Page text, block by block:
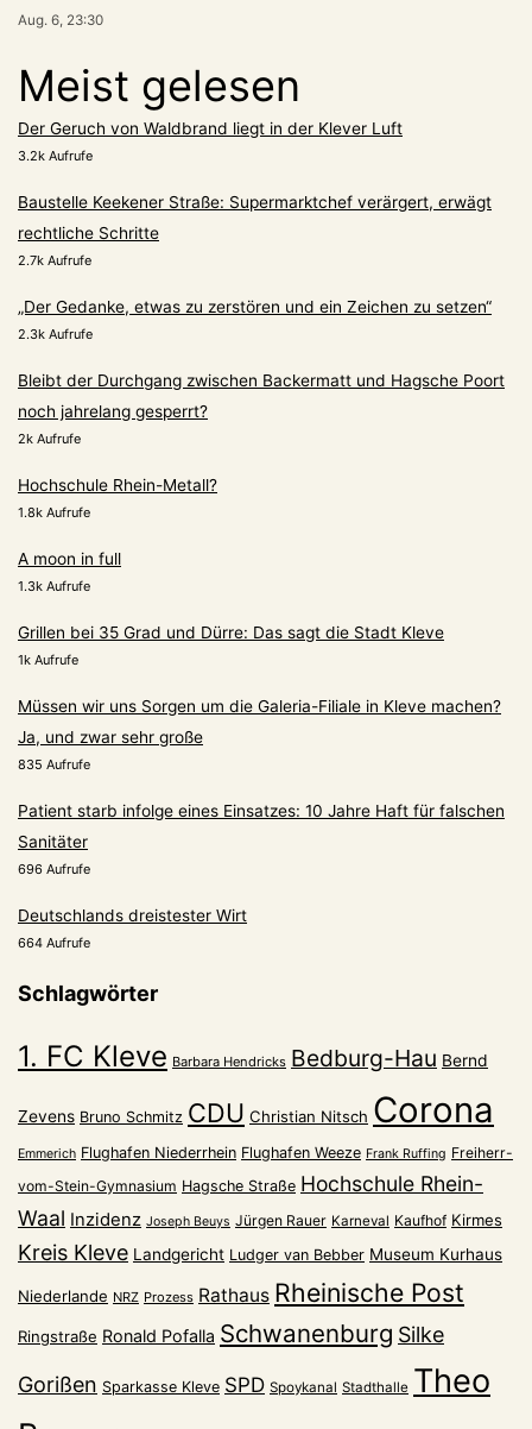
Aug. 6, 23:30
Meist gelesen
Der Geruch von Waldbrand liegt in der Klever Luft
3.2k Aufrufe
Baustelle Keekener Straße: Supermarktchef verärgert, erwägt
rechtliche Schritte
2.7k Aufrufe
„Der Gedanke, etwas zu zerstören und ein Zeichen zu setzen“
2.3k Aufrufe
Bleibt der Durchgang zwischen Backermatt und Hagsche Poort
noch jahrelang gesperrt?
2k Aufrufe
Hochschule Rhein-Metall?
1.8k Aufrufe
A moon in full
1.3k Aufrufe
Grillen bei 35 Grad und Dürre: Das sagt die Stadt Kleve
1k Aufrufe
Müssen wir uns Sorgen um die Galeria-Filiale in Kleve machen?
Ja, und zwar sehr große
835 Aufrufe
Patient starb infolge eines Einsatzes: 10 Jahre Haft für falschen
Sanitäter
696 Aufrufe
Deutschlands dreistester Wirt
664 Aufrufe
Schlagwörter
1. FC Kleve Barbara Hendricks Bedburg-Hau Bernd
Zevens Bruno Schmitz CDU Christian Nitsch Corona
Emmerich Flughafen Niederrhein Flughafen Weeze Frank Ruffing Freiherr-
vom-Stein-Gymnasium Hagsche Straße Hochschule Rhein-
Waal Inzidenz Joseph Beuys Jürgen Rauer Karneval Kaufhof Kirmes
Kreis Kleve Landgericht Ludger van Bebber Museum Kurhaus
Niederlande NRZ Prozess Rathaus Rheinische Post
Ringstraße Ronald Pofalla Schwanenburg Silke
Gorißen Sparkasse Kleve SPD Spoykanal Stadthalle Theo